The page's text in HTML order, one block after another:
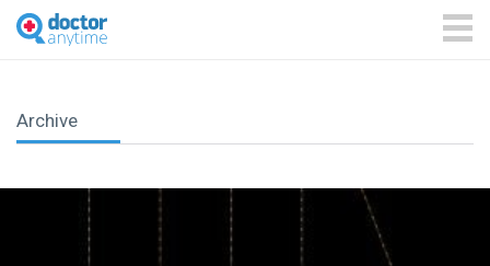
DoctorAnyTime
You
are
hands!
Archive